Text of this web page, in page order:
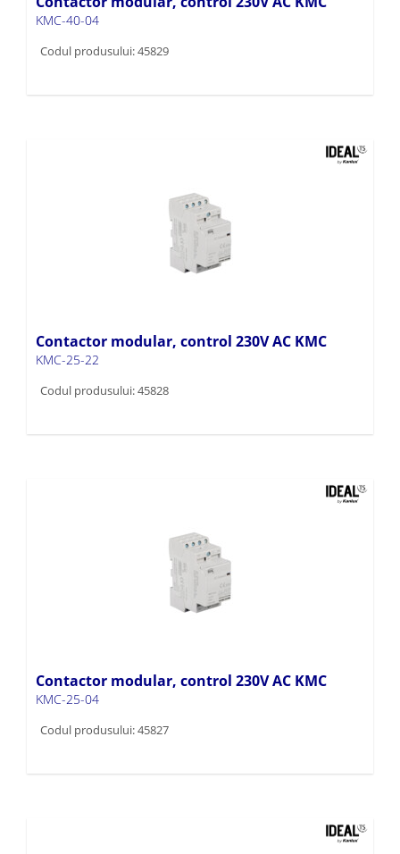
KMC-40-04
Codul produsului: 45829
Contactor modular, control 230V AC KMC
KMC-25-22
Codul produsului: 45828
Contactor modular, control 230V AC KMC
KMC-25-04
Codul produsului: 45827